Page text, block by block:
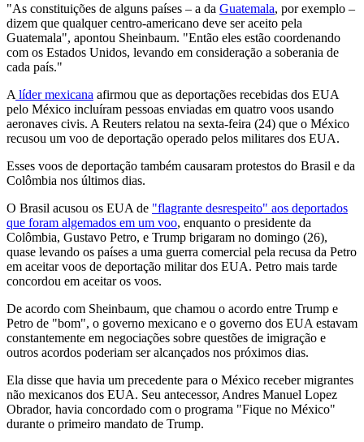
"As constituições de alguns países – a da Guatemala, por exemplo –
dizem que qualquer centro-americano deve ser aceito pela
Guatemala", apontou Sheinbaum. "Então eles estão coordenando
com os Estados Unidos, levando em consideração a soberania de
cada país."
A líder mexicana afirmou que as deportações recebidas dos EUA
pelo México incluíram pessoas enviadas em quatro voos usando
aeronaves civis. A Reuters relatou na sexta-feira (24) que o México
recusou um voo de deportação operado pelos militares dos EUA.
Esses voos de deportação também causaram protestos do Brasil e da
Colômbia nos últimos dias.
O Brasil acusou os EUA de "flagrante desrespeito" aos deportados
que foram algemados em um voo, enquanto o presidente da
Colômbia, Gustavo Petro, e Trump brigaram no domingo (26),
quase levando os países a uma guerra comercial pela recusa da Petro
em aceitar voos de deportação militar dos EUA. Petro mais tarde
concordou em aceitar os voos.
De acordo com Sheinbaum, que chamou o acordo entre Trump e
Petro de "bom", o governo mexicano e o governo dos EUA estavam
constantemente em negociações sobre questões de imigração e
outros acordos poderiam ser alcançados nos próximos dias.
Ela disse que havia um precedente para o México receber migrantes
não mexicanos dos EUA. Seu antecessor, Andres Manuel Lopez
Obrador, havia concordado com o programa "Fique no México"
durante o primeiro mandato de Trump.